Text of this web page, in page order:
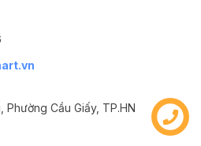
Phường Cầu Giấy, TP.HN